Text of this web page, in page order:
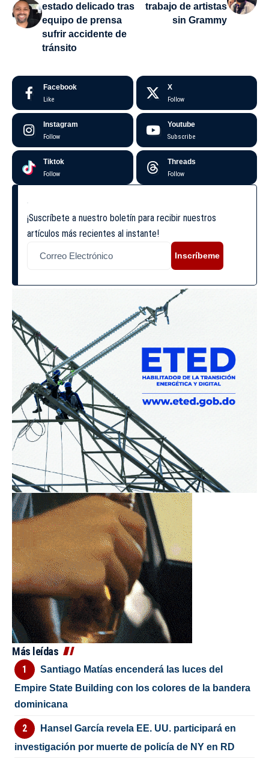
estado delicado tras
equipo de prensa
sufrir accidente de
tránsito
trabajo de artistas
sin Grammy
Facebook
Like
X
Follow
Instagram
Follow
Youtube
Subscribe
Tiktok
Follow
Threads
Follow
¡Suscríbete a nuestro boletín para recibir nuestros
artículos más recientes al instante!
Inscríbeme
Más leídas
Santiago Matías encenderá las luces del
Empire State Building con los colores de la bandera
dominicana
Hansel García revela EE. UU. participará en
investigación por muerte de policía de NY en RD